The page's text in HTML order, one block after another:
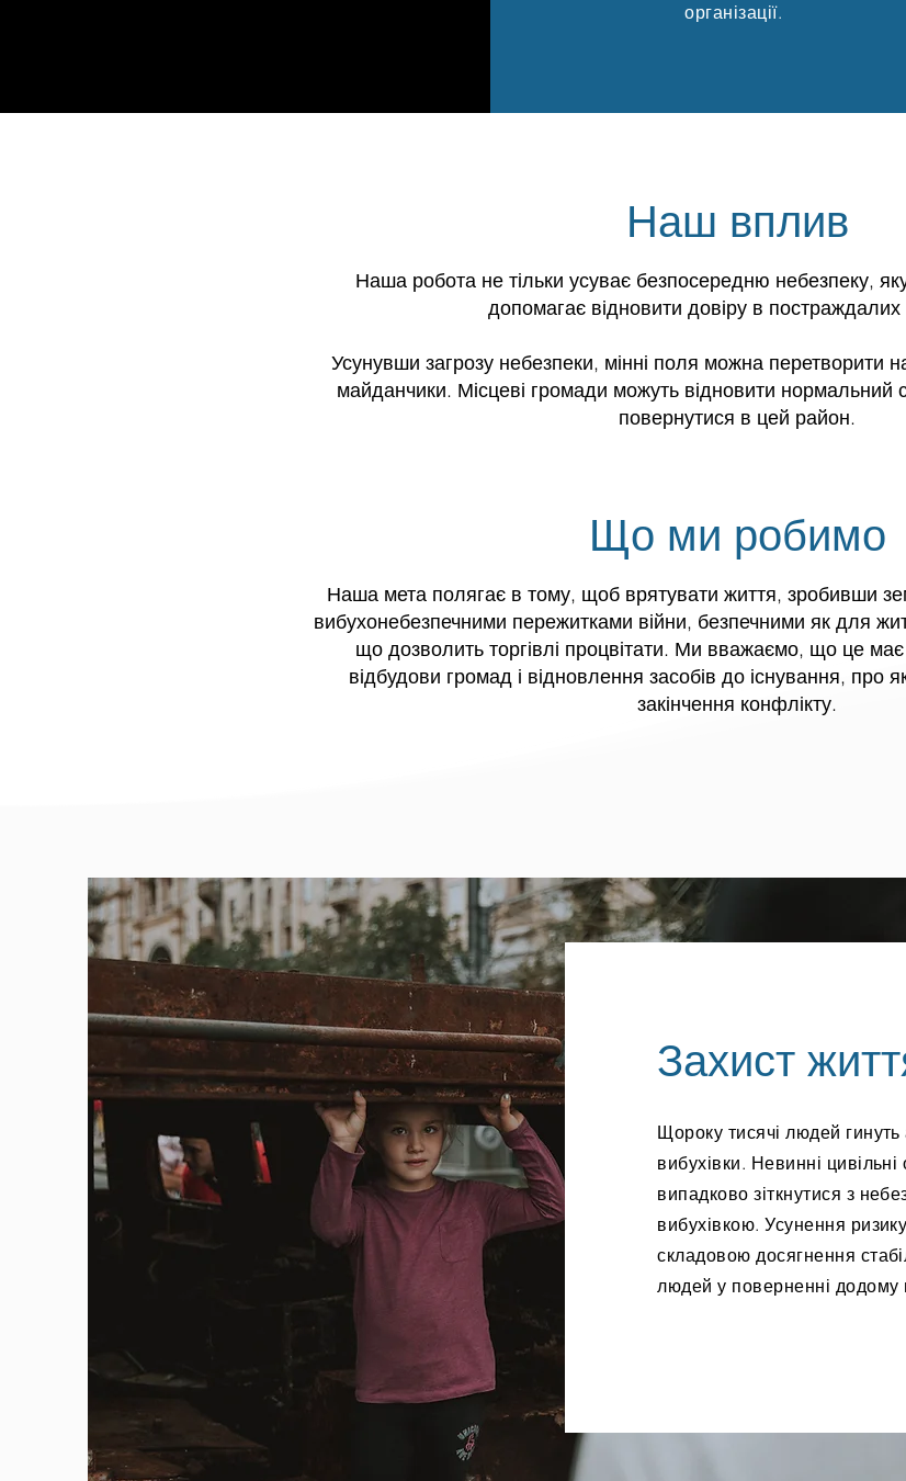
організації.
Наш вплив
Наша робота не тільки усуває безпосередню небезпеку,
допомагає відновити довіру в
Усунувши загрозу небезпеки, мінні поля можна перетворити
майданчики. Місцеві громади можуть відновити нормальний
повернутися в цей район.
Що ми робимо
Наша мета полягає в тому, щоб врятувати життя, зробивши
вибухонебезпечними пережитками війни, безпечними як для
що дозволить торгівлі процвітати. Ми вважаємо, що це
відбудови громад і відновлення засобів до існування, про
закінчення конфлікту.
Захист
Щороку тисячі людей
вибухівки. Невинні
випадково зіткнутися з
вибухівкою. Усунення
складовою досягнення
людей у поверненні додому